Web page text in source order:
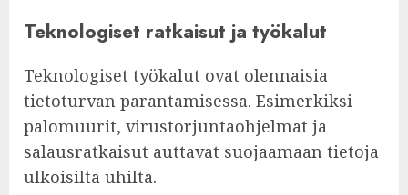
Teknologiset ratkaisut ja työkalut
Teknologiset työkalut ovat olennaisia
tietoturvan parantamisessa. Esimerkiksi
palomuurit, virustorjuntaohjelmat ja
salausratkaisut auttavat suojaamaan tietoja
ulkoisilta uhilta.